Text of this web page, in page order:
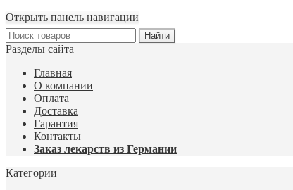
Открыть панель навигации
Разделы сайта
Главная
О компании
Оплата
Доставка
Гарантия
Контакты
Заказ лекарств из Германии
Категории